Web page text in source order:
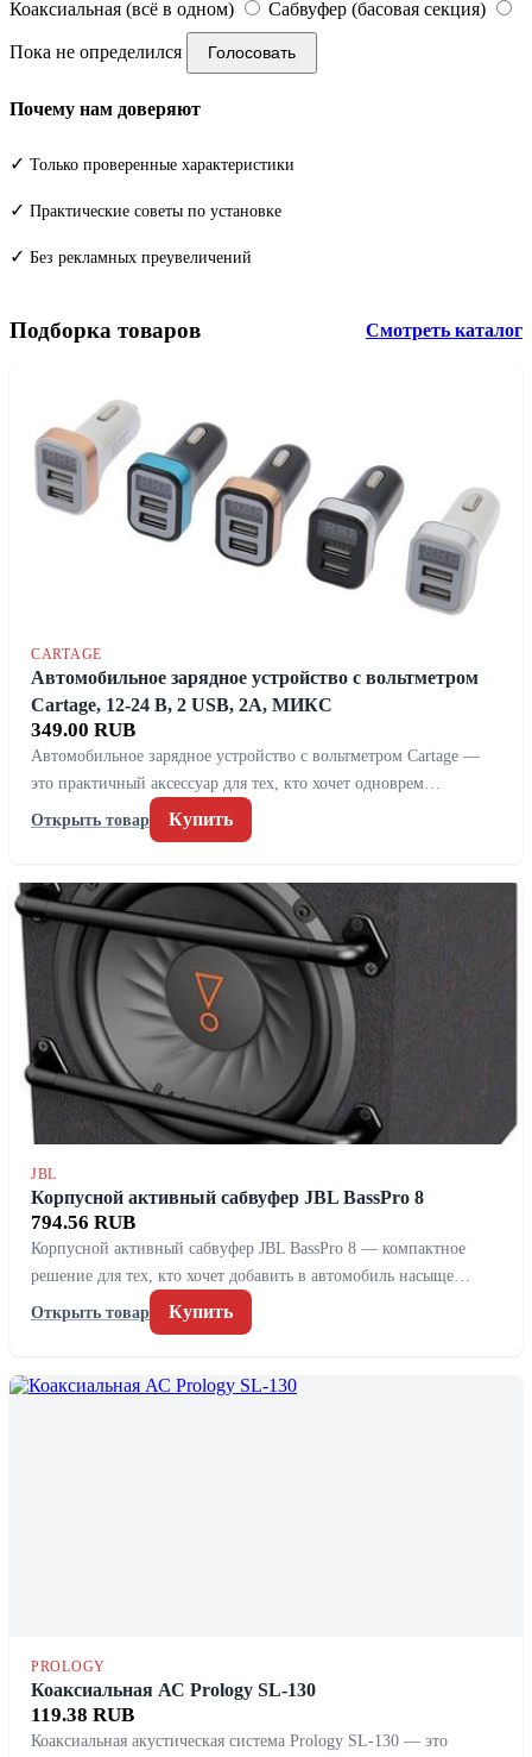
Коаксиальная (всё в одном) Сабвуфер (басовая секция)
Пока не определился Голосовать
Почему нам доверяют
✓ Только проверенные характеристики
✓ Практические советы по установке
✓ Без рекламных преувеличений
Подборка товаров Смотреть каталог
CARTAGE
Автомобильное зарядное устройство с вольтметром
Cartage, 12-24 В, 2 USB, 2А, МИКС
349.00 RUB
Автомобильное зарядное устройство с вольтметром Cartage —
это практичный аксессуар для тех, кто хочет одноврем…
Открыть товар
Купить
JBL
Корпусной активный сабвуфер JBL BassPro 8
794.56 RUB
Корпусной активный сабвуфер JBL BassPro 8 — компактное
решение для тех, кто хочет добавить в автомобиль насыще…
Открыть товар
Купить
PROLOGY
Коаксиальная АС Prology SL-130
119.38 RUB
Коаксиальная акустическая система Prology SL-130 — это